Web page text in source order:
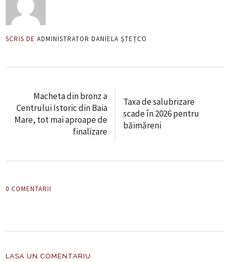
SCRIS DE ADMINISTRATOR DANIELA ȘTEȚCO
Macheta din bronz a
Centrului Istoric din Baia
Mare, tot mai aproape de
finalizare
Taxa de salubrizare
scade în 2026 pentru
băimăreni
0 COMENTARII
LASA UN COMENTARIU